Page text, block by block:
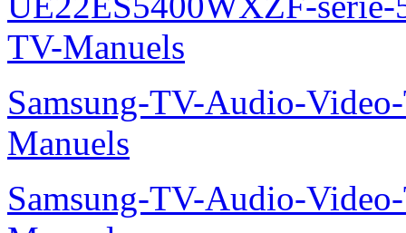
TV-Manuels
Samsung-TV-Audio-
Manuels
Samsung-TV-Audio-